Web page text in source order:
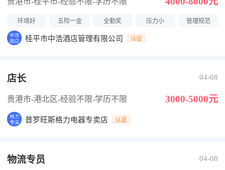
环境好 五险一金 全勤奖 压力小 管理规范
桂平市中浩酒店管理有限公司 认证
店长 04-08
贵港市-港北区-经验不限-学历不限 3000-5000元
普罗旺斯格力电器专卖店 认证
物流专员 04-08